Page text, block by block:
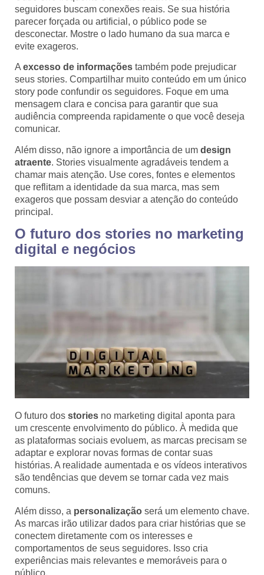
seguidores buscam conexões reais. Se sua história
parecer forçada ou artificial, o público pode se
desconectar. Mostre o lado humano da sua marca e
evite exageros.
A excesso de informações também pode prejudicar
seus stories. Compartilhar muito conteúdo em um único
story pode confundir os seguidores. Foque em uma
mensagem clara e concisa para garantir que sua
audiência compreenda rapidamente o que você deseja
comunicar.
Além disso, não ignore a importância de um design
atraente. Stories visualmente agradáveis tendem a
chamar mais atenção. Use cores, fontes e elementos
que reflitam a identidade da sua marca, mas sem
exageros que possam desviar a atenção do conteúdo
principal.
O futuro dos stories no marketing
digital e negócios
O futuro dos stories no marketing digital aponta para
um crescente envolvimento do público. À medida que
as plataformas sociais evoluem, as marcas precisam se
adaptar e explorar novas formas de contar suas
histórias. A realidade aumentada e os vídeos interativos
são tendências que devem se tornar cada vez mais
comuns.
Além disso, a personalização será um elemento chave.
As marcas irão utilizar dados para criar histórias que se
conectem diretamente com os interesses e
comportamentos de seus seguidores. Isso cria
experiências mais relevantes e memoráveis para o
público.